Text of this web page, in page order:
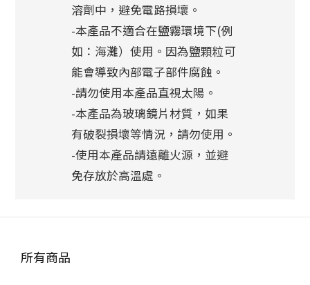
溶劑中，避免電路損壞。
-本產品不適合在鹽霧環境下(例
如：海灘）使用。因為鹽顆粒可
能會導致內部電子部件腐蝕。
-請勿使用本產品直視太陽。
-本產品為玻璃鏡片材質，如果
有破裂損壞等情況，請勿使用。
-使用本產品請遠離火源，並避
免存放於高溫處。
所有商品